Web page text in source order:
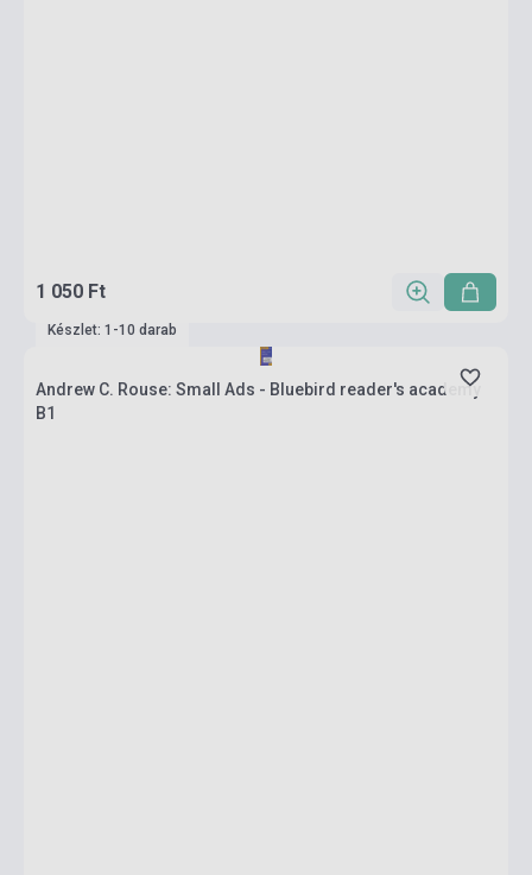
1 050 Ft
Készlet: 1-10 darab
Andrew C. Rouse: Small Ads - Bluebird reader's academy
B1